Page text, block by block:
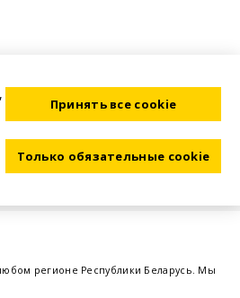
регионе Республики Беларусь. Мы
Принять все cookie
Только обязательные cookie